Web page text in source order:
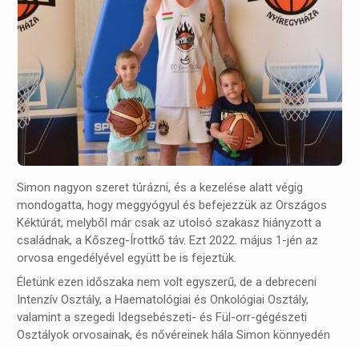
Simon nagyon szeret túrázni, és a kezelése alatt végig
mondogatta, hogy meggyógyul és befejezzük az Országos
Kéktúrát, melyből már csak az utolsó szakasz hiányzott a
családnak, a Kőszeg-Írottkő táv. Ezt 2022. május 1-jén az
orvosa engedélyével együtt be is fejeztük.
Életünk ezen időszaka nem volt egyszerű, de a debreceni
Intenzív Osztály, a Haematológiai és Onkológiai Osztály,
valamint a szegedi Idegsebészeti- és Fül-orr-gégészeti
Osztályok orvosainak, és nővéreinek hála Simon könnyedén